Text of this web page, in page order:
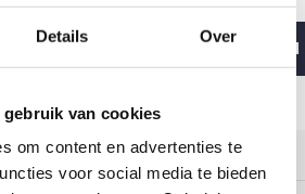
Details Over
gebruik van cookies
om content en advertenties te
voor social media te bieden